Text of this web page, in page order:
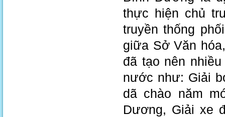
thực hiện chủ
truyền thống
giữa Sở Văn
đã tạo nên
nước như: Giải
dã chào năm
Dương, Giải xe